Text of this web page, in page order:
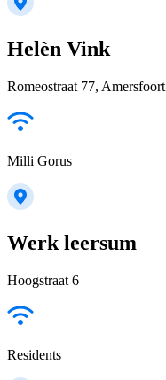
Helèn Vink
Romeostraat 77, Amersfoort
Milli Gorus
Werk leersum
Hoogstraat 6
Residents